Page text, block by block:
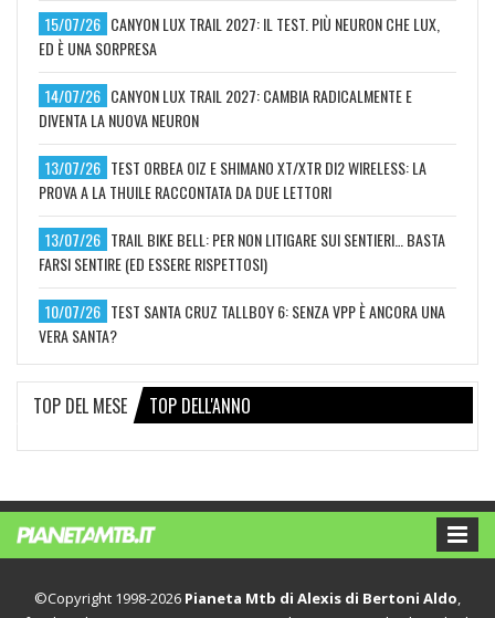
15/07/26 CANYON LUX TRAIL 2027: IL TEST. PIÙ NEURON CHE LUX,
ED È UNA SORPRESA
14/07/26 CANYON LUX TRAIL 2027: CAMBIA RADICALMENTE E
DIVENTA LA NUOVA NEURON
13/07/26 TEST ORBEA OIZ E SHIMANO XT/XTR DI2 WIRELESS: LA
PROVA A LA THUILE RACCONTATA DA DUE LETTORI
13/07/26 TRAIL BIKE BELL: PER NON LITIGARE SUI SENTIERI… BASTA
FARSI SENTIRE (ED ESSERE RISPETTOSI)
10/07/26 TEST SANTA CRUZ TALLBOY 6: SENZA VPP È ANCORA UNA
VERA SANTA?
TOP DEL MESE TOP DELL'ANNO
©Copyright 1998-2026 Pianeta Mtb di Alexis di Bertoni Aldo